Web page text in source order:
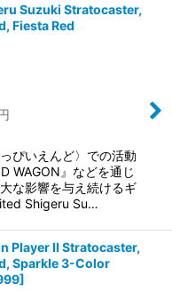
Suzuki Stratocaster,
Fiesta Red
ぴいえんど〉での活動
WAGON』などを通じ
な影響を与え続けるギ
Shigeru Su…
Player II Stratocaster,
Sparkle 3-Color
]